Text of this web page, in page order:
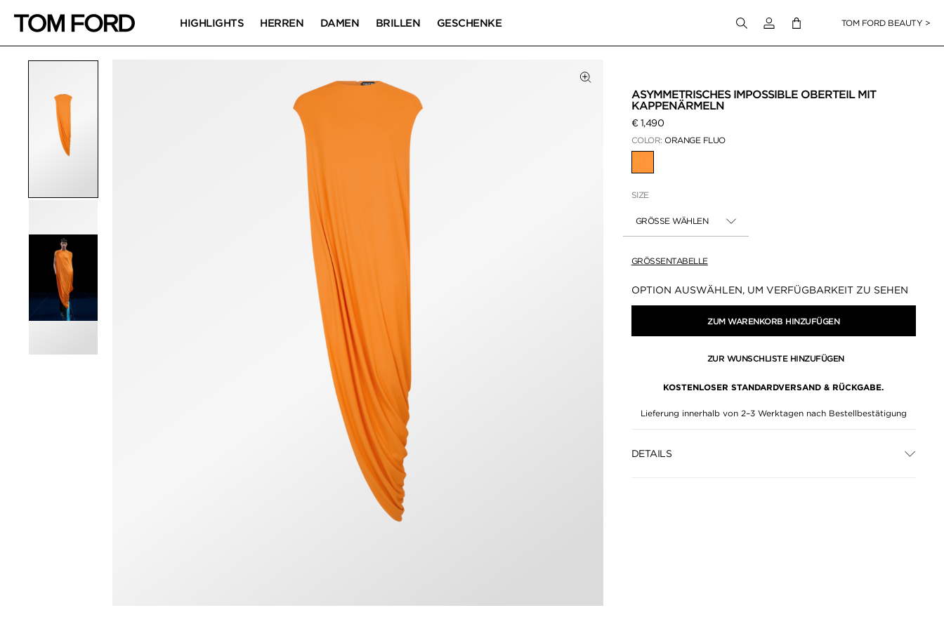
HIGHLIGHTS HERREN DAMEN BRILLEN GESCHENKE Melden Sie sich bei Ihrem Konto an
TOM FORD BEAUTY >
ASYMMETRISCHES IMPOSSIBLE OBERTEIL MIT
KAPPENÄRMELN
€ 1,490
COLOR:ORANGE FLUO
SIZE
GRÖSSE WÄHLEN
GRÖSSENTABELLE
Verfügbarkeit:
OPTION AUSWÄHLEN, UM VERFÜGBARKEIT ZU SEHEN
ZUM WARENKORB HINZUFÜGEN
ZUR WUNSCHLISTE HINZUFÜGEN
KOSTENLOSER STANDARDVERSAND & RÜCKGABE.
Lieferung innerhalb von 2–3 Werktagen nach Bestellbestätigung
DETAILS